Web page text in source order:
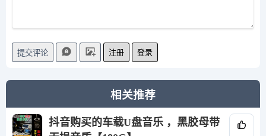
提交评论 注册 登录
相关推荐
抖音购买的车载U盘音乐 ，黑胶母带